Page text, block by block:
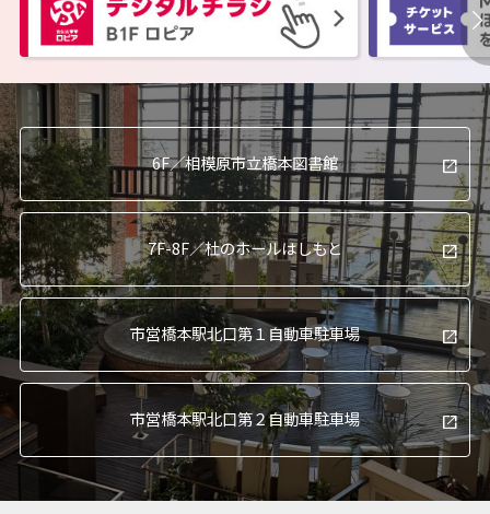
6F／相模原市立橋本図書館
7F-8F／杜のホールはしもと
市営橋本駅北口第１自動車駐車場
市営橋本駅北口第２自動車駐車場